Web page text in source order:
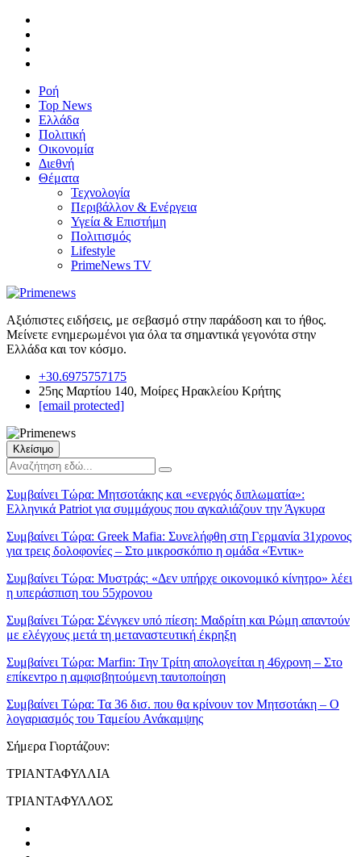
Ροή
Top News
Ελλάδα
Πολιτική
Οικονομία
Διεθνή
Θέματα
Τεχνολογία
Περιβάλλον & Ενέργεια
Υγεία & Επιστήμη
Πολιτισμός
Lifestyle
PrimeNews TV
Αξιόπιστες ειδήσεις, με σεβασμό στην παράδοση και το ήθος.
Μείνετε ενημερωμένοι για όλα τα σημαντικά γεγονότα στην
Ελλάδα και τον κόσμο.
+30.6975757175
25ης Μαρτίου 140, Μοίρες Ηρακλείου Κρήτης
[email protected]
Κλείσιμο
Συμβαίνει Τώρα: Μητσοτάκης και «ενεργός διπλωματία»:
Ελληνικά Patriot για συμμάχους που αγκαλιάζουν την Άγκυρα
Συμβαίνει Τώρα: Greek Mafia: Συνελήφθη στη Γερμανία 31χρονος
για τρεις δολοφονίες – Στο μικροσκόπιο η ομάδα «Έντικ»
Συμβαίνει Τώρα: Μυστράς: «Δεν υπήρχε οικονομικό κίνητρο» λέει
η υπεράσπιση του 55χρονου
Συμβαίνει Τώρα: Σένγκεν υπό πίεση: Μαδρίτη και Ρώμη απαντούν
με ελέγχους μετά τη μεταναστευτική έκρηξη
Συμβαίνει Τώρα: Marfin: Την Τρίτη απολογείται η 46χρονη – Στο
επίκεντρο η αμφισβητούμενη ταυτοποίηση
Συμβαίνει Τώρα: Τα 36 δισ. που θα κρίνουν τον Μητσοτάκη – Ο
λογαριασμός του Ταμείου Ανάκαμψης
Σήμερα Γιορτάζουν:
ΤΡΙΑΝΤΑΦΥΛΛΙΑ
ΤΡΙΑΝΤΑΦΥΛΛΟΣ